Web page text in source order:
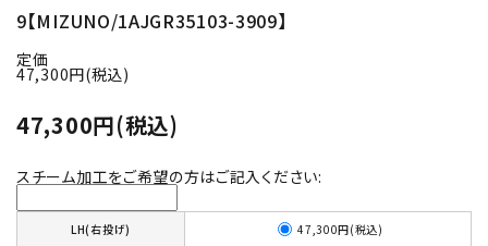
9【MIZUNO/1AJGR35103-3909】
定価
47,300円(税込)
47,300円(税込)
スチーム加工をご希望の方はご記入ください:
LH(右投げ) 47,300円(税込)